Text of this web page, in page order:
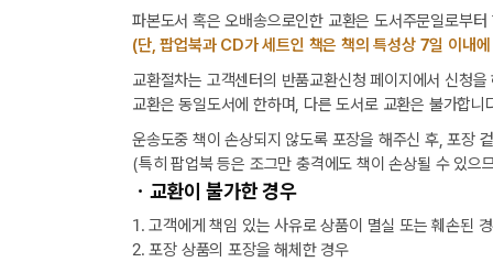
파본도서 혹은 오배송으로인한 교환은 도서주문일로부
(단, 팝업북과 CD가 세트인 책은 책의 특성상 7일 이내
교환절차는 고객센터의 반품교환신청 페이지에서 신청
교환은 동일도서에 한하며, 다른 도서로 교환은 불가합니
운송도중 책이 손상되지 않도록 포장을 해주신 후, 포장
(특히 팝업북 등은 조그만 충격에도 책이 손상될 수 있으
ㆍ교환이 불가한 경우
1. 고객에게 책임 있는 사유로 상품이 멸실 또는 훼손된
2. 포장 상품의 포장을 해체한 경우